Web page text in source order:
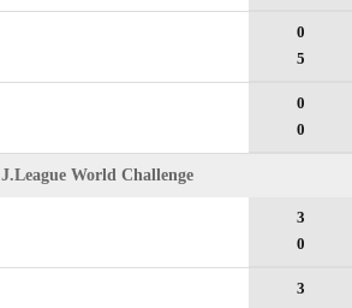
0
5
0
0
J.League World Challenge
3
0
3